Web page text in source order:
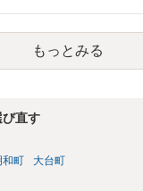
おり、当該養育費は実
た、私立大学進学につ
存在します。 こうした
裁判所によって強制さ
もっとみる
直す
和町 大台町